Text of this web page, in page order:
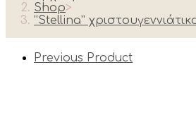
Shop>
“Stellina”
Previous Product